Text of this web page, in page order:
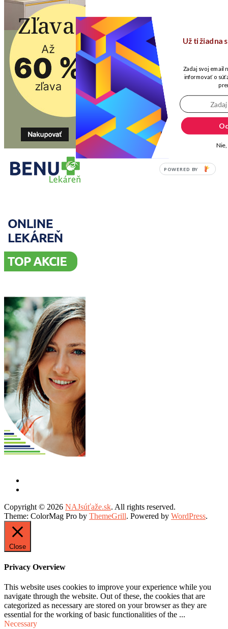
Copyright © 2026 NAJsúťaže.sk. All rights reserved.
Theme: ColorMag Pro by ThemeGrill. Powered by WordPress.
Close
Privacy Overview
This website uses cookies to improve your experience while you
navigate through the website. Out of these, the cookies that are
categorized as necessary are stored on your browser as they are
essential for the working of basic functionalities of the ...
Necessary
Už ti žiadna
Zadaj svoj email
informovať o